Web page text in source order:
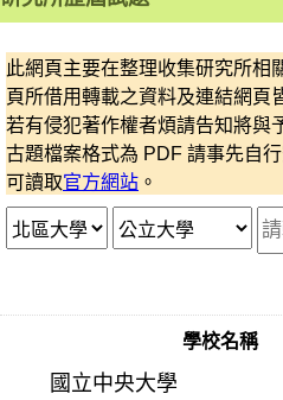
此網頁主要在整理收集研究所相
頁所借用轉載之資料及連結網頁
若有侵犯著作權者煩請告知將與
古題檔案格式為 PDF 請事先自
可讀取官方網站 。
學校名稱
國立中央大學